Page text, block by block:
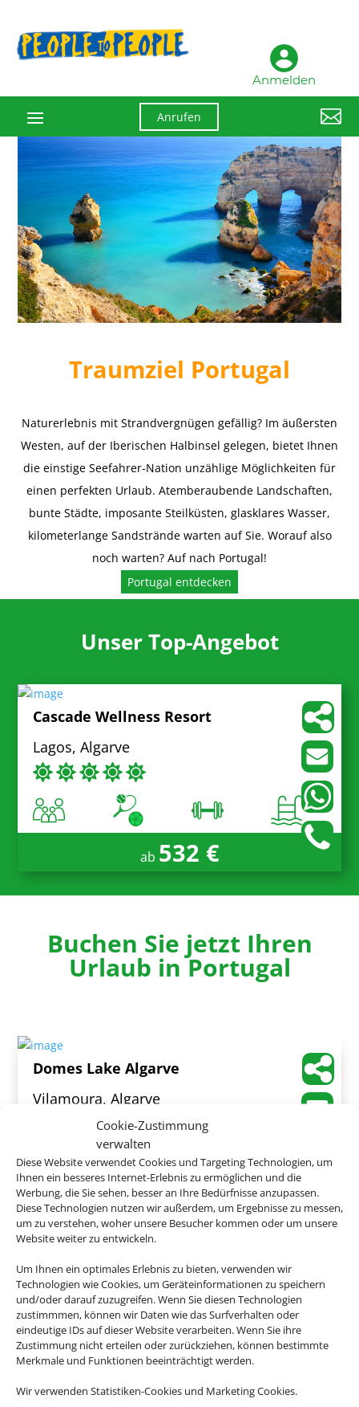
Cookie-Zustimmung
verwalten
Diese Website verwendet Cookies und Targeting Technologien, um
Ihnen ein besseres Internet-Erlebnis zu ermöglichen und die
Werbung, die Sie sehen, besser an Ihre Bedürfnisse anzupassen.
Diese Technologien nutzen wir außerdem, um Ergebnisse zu messen,
um zu verstehen, woher unsere Besucher kommen oder um unsere
Website weiter zu entwickeln.
Um Ihnen ein optimales Erlebnis zu bieten, verwenden wir
Technologien wie Cookies, um Geräteinformationen zu speichern
und/oder darauf zuzugreifen. Wenn Sie diesen Technologien
zustimmmen, können wir Daten wie das Surfverhalten oder
eindeutige IDs auf dieser Website verarbeiten. Wenn Sie ihre
Zustimmung nicht erteilen oder zurückziehen, können bestimmte
Merkmale und Funktionen beeinträchtigt werden.
Wir verwenden Statistiken-Cookies und Marketing Cookies.
Anmelden
Anrufen 
Traumziel Portugal
Naturerlebnis mit Strandvergnügen gefällig? Im äußersten
Westen, auf der Iberischen Halbinsel gelegen, bietet Ihnen
die einstige Seefahrer-Nation unzählige Möglichkeiten für
einen perfekten Urlaub. Atemberaubende Landschaften,
bunte Städte, imposante Steilküsten, glasklares Wasser,
kilometerlange Sandstrände warten auf Sie. Worauf also
noch warten? Auf nach Portugal!
Portugal entdecken
Unser Top-Angebot
Cascade Wellness Resort
Lagos, Algarve
ab 532 €
Buchen Sie jetzt Ihren
Urlaub in Portugal
Domes Lake Algarve
Vilamoura, Algarve
ab 747 €
Quinta dos Poetas
Olhão, Algarve